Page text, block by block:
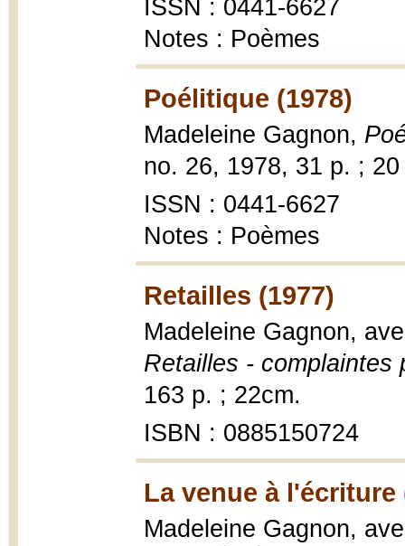
ISSN : 0441-6627
Notes : Poèmes
Poélitique (1978)
Madeleine Gagnon,
no. 26, 1978, 31 p. ;
ISSN : 0441-6627
Notes : Poèmes
Retailles (1977)
Madeleine Gagnon,
Retailles - complaintes
163 p. ; 22cm.
ISBN : 0885150724
La venue à l'écriture
Madeleine Gagnon,